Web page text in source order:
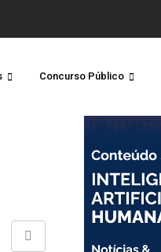
Concurso Público
Share